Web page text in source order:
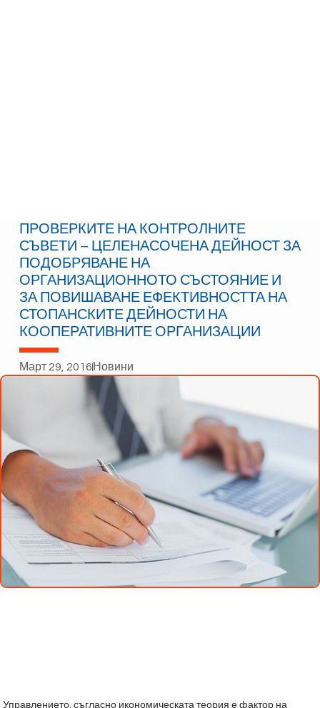
ПРОВЕРКИТЕ НА КОНТРОЛНИТЕ
СЪВЕТИ – ЦЕЛЕНАСОЧЕНА ДЕЙНОСТ ЗА
ПОДОБРЯВАНЕ НА
ОРГАНИЗАЦИОННОТО СЪСТОЯНИЕ И
ЗА ПОВИШАВАНЕ ЕФЕКТИВНОСТТА НА
СТОПАНСКИТЕ ДЕЙНОСТИ НА
КООПЕРАТИВНИТЕ ОРГАНИЗАЦИИ
Март 29, 2016Новини
Управлението, съгласно икономическата теория е фактор на